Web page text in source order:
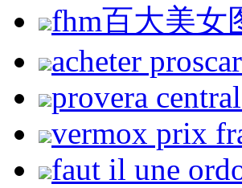
fhm百大美女
acheter
provera
vermox prix
faut il une